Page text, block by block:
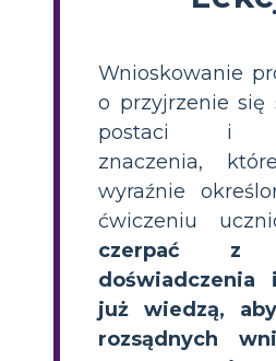
Wnioskowanie
o przyjrzenie się
postaci i
znaczenia,
wyraźnie
ćwiczeniu
czerpać z
już wiedzą,
rozsądnych